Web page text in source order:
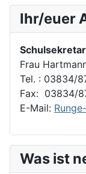
Ihr/euer
Frau
Tel. : 03834/
Fax: 03834/
E-Mail:
Was ist